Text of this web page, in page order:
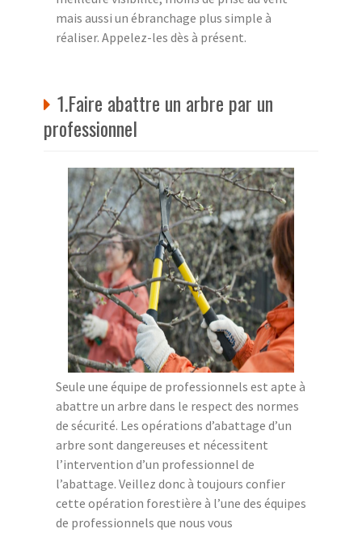
mais aussi un ébranchage plus simple à
réaliser. Appelez-les dès à présent.
1.Faire abattre un arbre par un
professionnel
Seule une équipe de professionnels est apte à
abattre un arbre dans le respect des normes
de sécurité. Les opérations d’abattage d’un
arbre sont dangereuses et nécessitent
l’intervention d’un professionnel de
l’abattage. Veillez donc à toujours confier
cette opération forestière à l’une des équipes
de professionnels que nous vous